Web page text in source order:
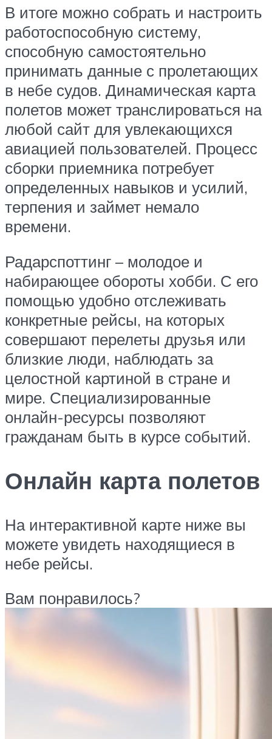
В итоге можно собрать и настроить
работоспособную систему,
способную самостоятельно
принимать данные с пролетающих
в небе судов. Динамическая карта
полетов может транслироваться на
любой сайт для увлекающихся
авиацией пользователей. Процесс
сборки приемника потребует
определенных навыков и усилий,
терпения и займет немало
времени.
Радарспоттинг – молодое и
набирающее обороты хобби. С его
помощью удобно отслеживать
конкретные рейсы, на которых
совершают перелеты друзья или
близкие люди, наблюдать за
целостной картиной в стране и
мире. Специализированные
онлайн-ресурсы позволяют
гражданам быть в курсе событий.
Онлайн карта полетов
На интерактивной карте ниже вы
можете увидеть находящиеся в
небе рейсы.
Вам понравилось?